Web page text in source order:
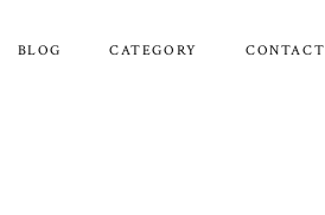
BLOG CATEGORY CONTACT